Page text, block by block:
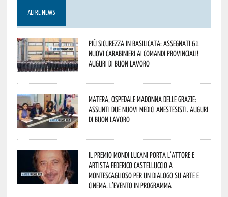
ALTRE NEWS
Più sicurezza in Basilicata: assegnati 61
nuovi Carabinieri ai Comandi provinciali!
Auguri di buon lavoro
Matera, Ospedale Madonna delle Grazie:
assunti due nuovi medici anestesisti. Auguri
di buon lavoro
Il Premio Mondi Lucani porta l’attore e
artista Federico Castelluccio a
Montescaglioso per un dialogo su arte e
cinema. L’evento in programma